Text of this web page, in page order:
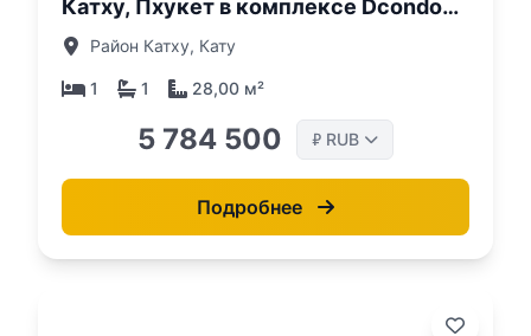
Катху, Пхукет в комплексе Dcondo
Cove
Район Катху, Кату
1 1 28,00 м²
5 784 500 ₽ RUB
Подробнее